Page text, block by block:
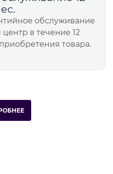
обслуживание
в течение 12
товара.